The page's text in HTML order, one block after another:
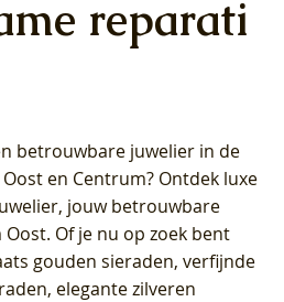
reparati
betrouwbare juwelier in de
Oost en Centrum? Ontdek luxe
jouw betrouwbare
Oost. Of je nu op zoek bent
gouden sieraden, verfijnde
elegante zilveren